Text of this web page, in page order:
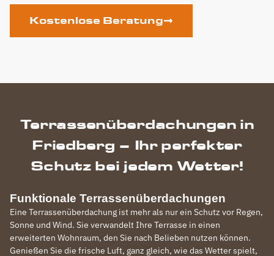
Kostenlose Beratung
Terrassenüberdachungen in
Friedberg – Ihr perfekter
Schutz bei jedem Wetter!
Funktionale Terrassenüberdachungen
Eine Terrassenüberdachung ist mehr als nur ein Schutz vor Regen,
Sonne und Wind. Sie verwandelt Ihre Terrasse in einen
erweiterten Wohnraum, den Sie nach Belieben nutzen können.
Genießen Sie die frische Luft, ganz gleich, wie das Wetter spielt,